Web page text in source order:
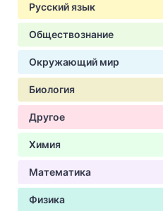
Русский язык
Обществознание
Окружающий мир
Биология
Другое
Химия
Математика
Физика